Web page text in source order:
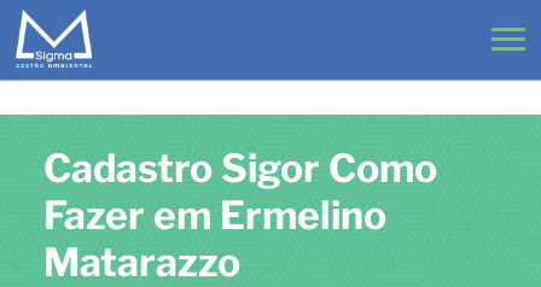
Cadastro Sigor Como
Fazer em Ermelino
Matarazzo